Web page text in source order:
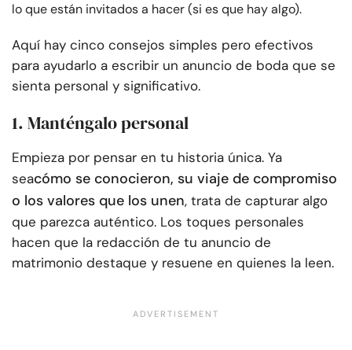
lo que están invitados a hacer (si es que hay algo).
Aquí hay cinco consejos simples pero efectivos
para ayudarlo a escribir un anuncio de boda que se
sienta personal y significativo.
1. Manténgalo personal
Empieza por pensar en tu historia única. Ya
seacómo se conocieron, su viaje de compromiso
o los valores que los unen, trata de capturar algo
que parezca auténtico. Los toques personales
hacen que la redacción de tu anuncio de
matrimonio destaque y resuene en quienes la leen.